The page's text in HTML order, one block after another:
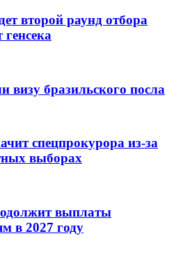
второй раунд отбора
генсека
бразильского посла
спецпрокурора из-за
выборах
выплаты
в 2027 году